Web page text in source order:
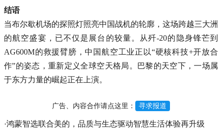
​结语​
当布尔歇机场的探照灯照亮中国战机的轮廓，这场跨越三大洲
的航空盛宴，已不仅是展台的较量。从歼-20的隐身锋芒到
AG600M的救援臂膀，中国航空工业正以“硬核科技+开放合
作”的姿态，重新定义全球空天格局。巴黎的天空下，一场属
于东方力量的崛起正在上演。
广告、内容合作请点这里： 寻求报道
·鸿蒙智选联合美的，品质与生态驱动智慧生活体验再升级